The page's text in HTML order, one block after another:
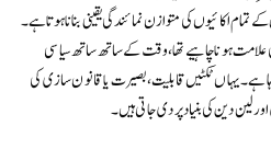
اکائیوں کی متوازن نمائندگی یقینی بنانا ہوتا ہے۔
ہونا چاہیے تھا، وقت کے ساتھ ساتھ سیاسی
ہے۔ یہاں ٹکٹیں قابلیت، بصیرت یا قانون سازی کی
لین دین کی بنیاد پر دی جاتی ہیں۔